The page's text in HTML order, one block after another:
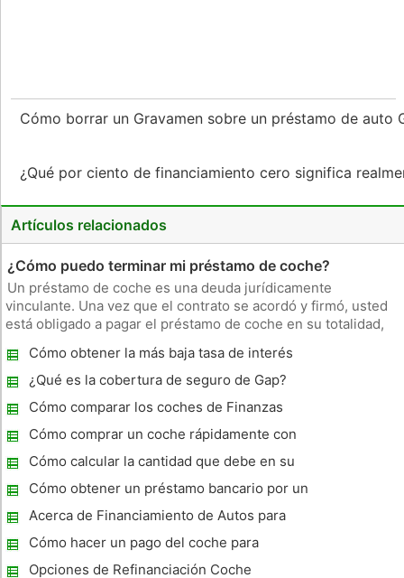
Cómo borrar un Gravamen sobre un préstamo de auto
¿Qué por ciento de financiamiento cero significa
Artículos relacionados
¿Cómo puedo terminar mi préstamo de coche?
Un préstamo de coche es una deuda jurídicamente
vinculante. Una vez que el contrato se acordó y firmó, usted
está obligado a pagar el préstamo de coche en su totalidad,
consecuencias del incumplimiento. Oficialmente termina un
préstamo de coche
Cómo obtener la más baja tasa de interés
en un camión Ford
¿Qué es la cobertura de seguro de Gap?
Cómo comparar los coches de Finanzas
Cambio
Cómo comprar un coche rápidamente con
mal crédito
Cómo calcular la cantidad que debe en su
coche
Cómo obtener un préstamo bancario por un
carro
Acerca de Financiamiento de Autos para
todos los tipos de crédito
Cómo hacer un pago del coche para
Chrysler Financial
Opciones de Refinanciación Coche